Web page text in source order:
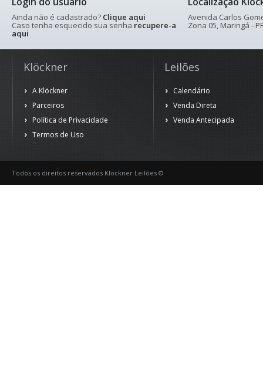
Ainda não é cadastrado? Clique aqui
Caso tenha esquecido sua senha recupere-a
aqui
Avenida Carlos
Zona 05, Maringá -
Klöckner
A Klöckner
Parceiros
Política de Privacidade
Termos de Uso
Leilões
Calendário
Venda Direta
Venda Antecipada
Todos os direitos reservados Klöckner Leilões ©